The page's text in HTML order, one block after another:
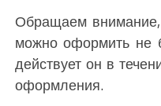
Обращаем внимание,
можно оформить не
действует он в
оформления.